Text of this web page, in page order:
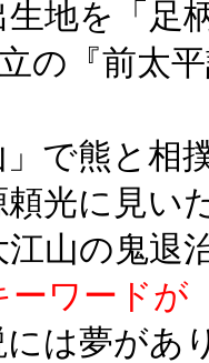
地を「足
の『前太
で熊と相
光に見い
江山の鬼退
ーワードが
は夢があ